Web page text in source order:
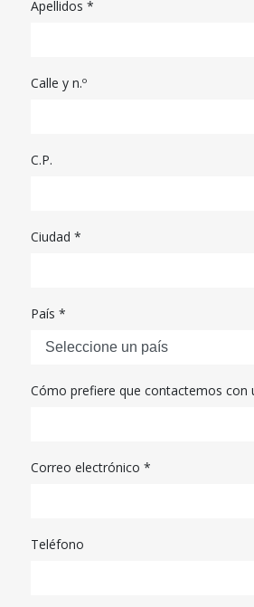
Apellidos *
Calle y n.º
C.P.
Ciudad *
País *
Cómo prefiere que contactemos con
Correo electrónico *
Teléfono